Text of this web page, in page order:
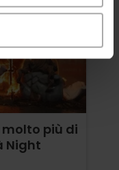
più di
Night